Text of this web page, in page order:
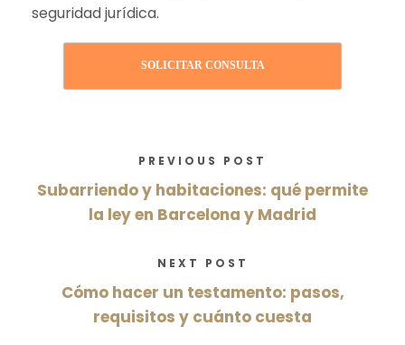
seguridad jurídica.
SOLICITAR CONSULTA
PREVIOUS POST
Subarriendo y habitaciones: qué permite
la ley en Barcelona y Madrid
NEXT POST
Cómo hacer un testamento: pasos,
requisitos y cuánto cuesta